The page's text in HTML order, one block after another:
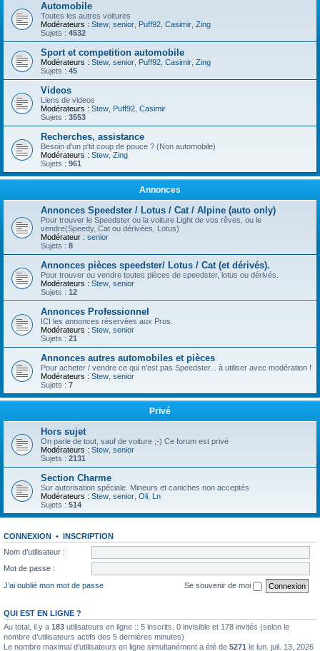
Automobile
Toutes les autres voitures
Modérateurs : Stew senior Puff92 Casimir Zing
Sujets : 4532
Sport et competition automobile
Modérateurs : Stew senior Puff92 Casimir Zing
Sujets : 45
Videos
Liens de videos
Modérateurs : Stew Puff92 Casimir
Sujets : 3553
Recherches, assistance
Besoin d'un p'tit coup de pouce ? (Non automobile)
Modérateurs : Stew Zing
Sujets : 961
Annonces
Annonces Speedster / Lotus / Cat / Alpine (auto only)
Pour trouver le Speedster ou la voiture Light de vos rêves, ou le
vendre(Speedy, Cat ou dérivées, Lotus)
Modérateur : senior
Sujets : 8
Annonces pièces speedster/ Lotus / Cat (et dérivés).
Pour trouver ou vendre toutes pièces de speedster, lotus ou dérivés.
Modérateurs : Stew senior
Sujets : 12
Annonces Professionnel
ICI les annonces réservées aux Pros.
Modérateurs : Stew senior
Sujets : 21
Annonces autres automobiles et pièces
Pour acheter / vendre ce qui n'est pas Speedster... à utiliser avec modération !
Modérateurs : Stew senior
Sujets : 7
Privé
Hors sujet
On parle de tout, sauf de voiture ;-) Ce forum est privé
Modérateurs : Stew senior
Sujets : 2131
Section Charme
Sur autorisation spéciale. Mineurs et caniches non acceptés
Modérateurs : Stew senior Oli Ln
Sujets : 514
CONNEXION • INSCRIPTION
Nom d’utilisateur :
Mot de passe :
J’ai oublié mon mot de passe
Se souvenir de moi
QUI EST EN LIGNE ?
Au total, il y a 183 utilisateurs en ligne :: 5 inscrits, 0 invisible et 178 invités (selon le
nombre d’utilisateurs actifs des 5 dernières minutes)
Le nombre maximal d’utilisateurs en ligne simultanément a été de 5271 le lun. juil. 13, 2026